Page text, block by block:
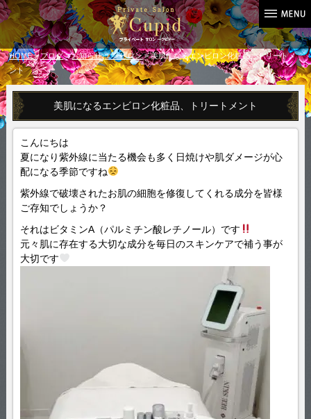
HOME>ブログ>お知らせ,エンビロン> 美肌になるエンビロン化粧品、トリートメ
ント
美肌になるエンビロン化粧品、トリートメント
こんにちは
夏になり紫外線に当たる機会も多く日焼けや肌ダメージが心
配になる季節ですね
紫外線で破壊されたお肌の細胞を修復してくれる成分を皆様
ご存知でしょうか？
それはビタミンA（パルミチン酸レチノール）です
元々肌に存在する大切な成分を毎日のスキンケアで補う事が
大切です